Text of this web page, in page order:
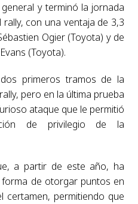
y terminó la jornada
con una ventaja de 3,3
Ogier (Toyota) y de
(Toyota).
primeros tramos de la
pero en la última prueba
ataque que le permitió
de privilegio de la
a partir de este año, ha
de otorgar puntos en
certamen, permitiendo que